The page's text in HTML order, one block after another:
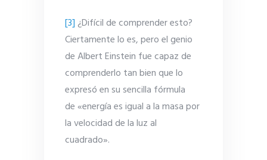
[3] ¿Difícil de comprender esto?
Ciertamente lo es, pero el genio
de Albert Einstein fue capaz de
comprenderlo tan bien que lo
expresó en su sencilla fórmula
de «energía es igual a la masa por
la velocidad de la luz al
cuadrado».